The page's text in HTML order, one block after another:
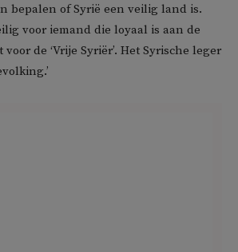
bepalen of Syrië een veilig land is.
voor iemand die loyaal is aan de
de ‘Vrije Syriër’. Het Syrische leger